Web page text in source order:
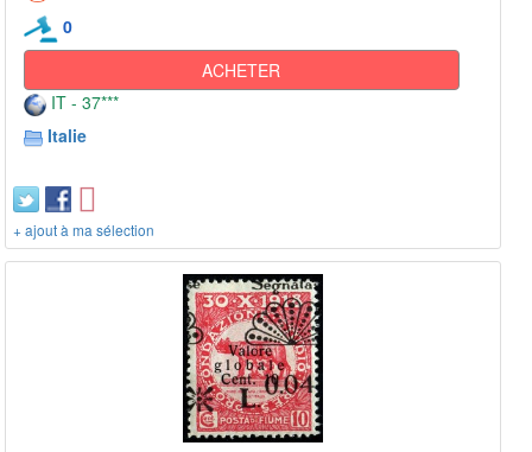
0
ACHETER
IT - 37***
Italie
+ ajout à ma sélection